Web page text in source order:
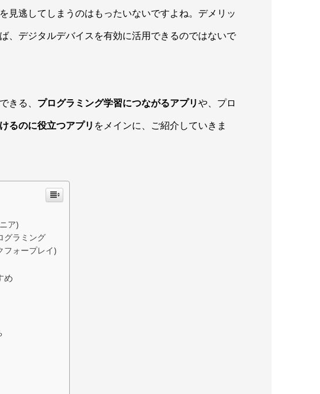
見逃してしまうのはもったいないですよね。デメリッ
、デジタルデバイスを有効に活用できるのではないで
きる、 プログラミング学習につながるアプリや、プロ
るのに役立つアプリ をメインに、ご紹介していきま
ア)
グラミング
ォープレイ)
め